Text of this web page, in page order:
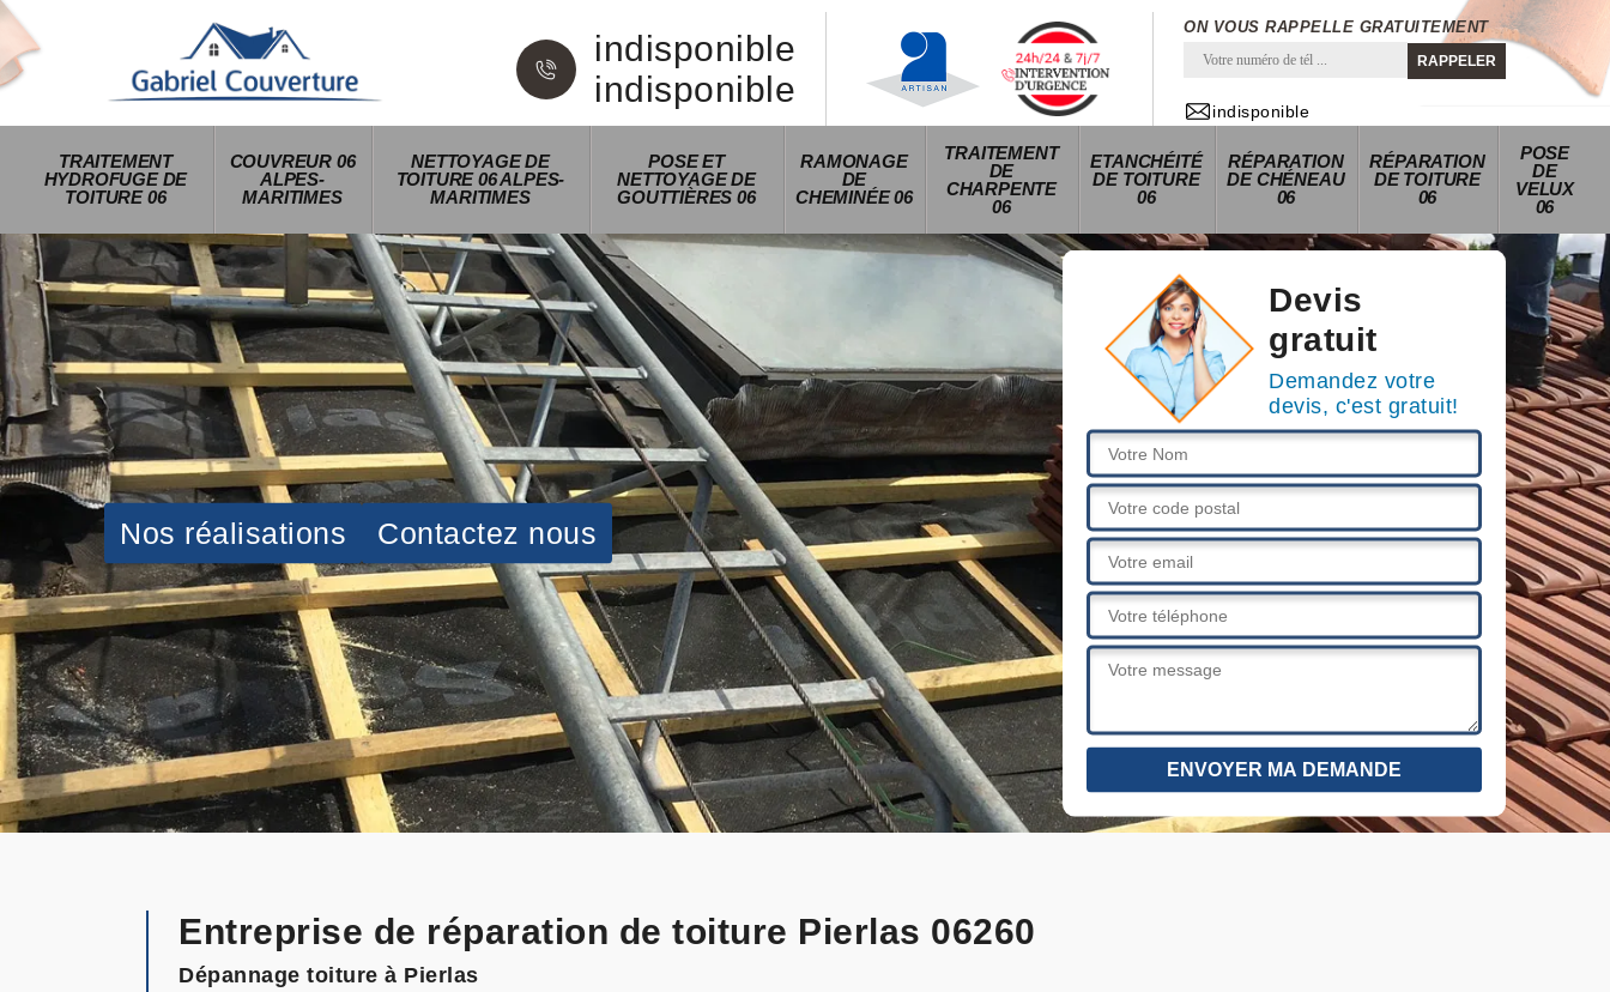
indisponible
indisponible
ON VOUS RAPPELLE GRATUITEMENT
indisponible
TRAITEMENT
HYDROFUGE DE
TOITURE 06
COUVREUR 06
ALPES-
MARITIMES
NETTOYAGE DE
TOITURE 06 ALPES-
MARITIMES
POSE ET
NETTOYAGE DE
GOUTTIÈRES 06
RAMONAGE
DE
CHEMINÉE 06
TRAITEMENT
DE
CHARPENTE
06
ETANCHÉITÉ
DE TOITURE
06
RÉPARATION
DE CHÉNEAU
06
RÉPARATION
DE TOITURE
06
POSE
DE
VELUX
06
Nos réalisations Contactez nous
Devis
gratuit
Demandez votre
devis, c'est gratuit!
Entreprise de réparation de toiture Pierlas 06260
Dépannage toiture à Pierlas